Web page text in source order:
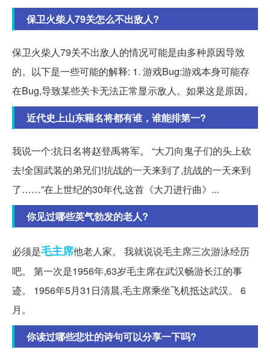
保卫火柴人79关怎么不出敌人?
保卫火柴人79关不出敌人的情况可能是由多种原因导致
的。以下是一些可能的解释: 1. 游戏Bug:游戏本身可能存
在Bug,导致某些关卡无法正常显示敌人。如果这是原因。
近代史上山东籍名将都有谁，谁能排第一?
我说一个:抗日名将赵登禹将军。 “大刀向鬼子们的头上砍
去!全国武装的弟兄们!抗战的一天来到了,抗战的一天来到
了……”在上世纪的30年代,这首《大刀进行曲》...
你见过哪些英气勃发的老人?
必须是毛主席他老人家。 我就说说毛主席三次游泳经历
吧。 第一次是1956年,63岁毛主席在武汉畅游长江的事
迹。 1956年5月31日清晨,毛主席乘坐飞机抵达武汉。 6
月。
你读过哪些悲壮的诗句可以分享一下吗?